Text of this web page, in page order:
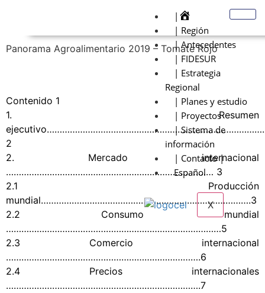
|
| Región
| Antecedentes
| FIDESUR
| Estrategia
Regional
| Planes y estudio
| Proyectos
| Sistema de
información
| Contacto |
Español
X
Panorama Agroalimentario 2019 – Tomate Rojo
Contenido 1
1. Resumen
2
2. Mercado internacional
……………………………………………………………………… 3
2.1 Producción
mundial……………………………………………………………………….3
2.2 Consumo mundial
…………………………………………………………………………5
2.3 Comercio internacional
………………………………………………………………….6
2.4 Precios internacionales
………………………………………………………………….7